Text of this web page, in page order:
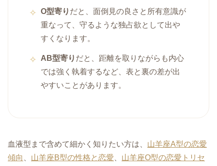
O型寄り だと、面倒見の良さと所有意識が
重なって、守るような独占欲として出や
すくなります。
AB型寄り だと、距離を取りながらも内心
では強く執着するなど、表と裏の差が出
やすいことがあります。
血液型まで含めて細かく知りたい方は、 山羊座A型の恋愛
傾向
山羊座B型の性格と恋愛
山羊座O型の恋愛トリセ